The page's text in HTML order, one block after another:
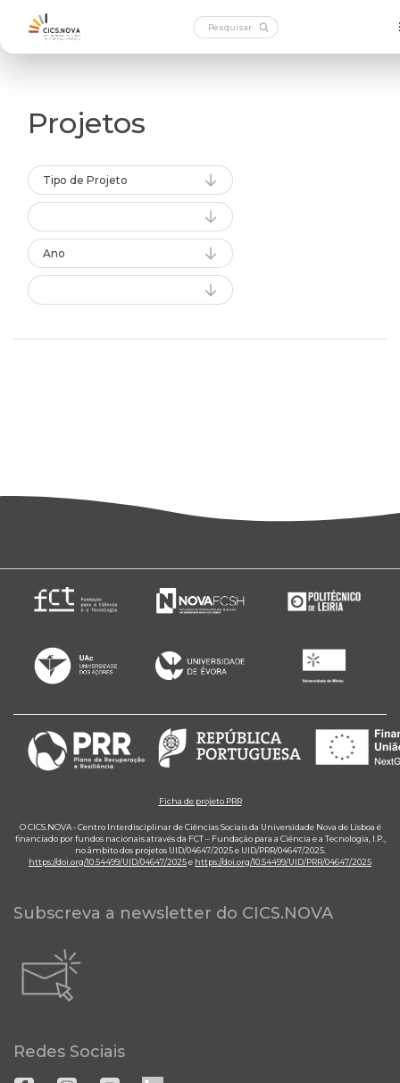
Projetos
Tipo de Projeto
Ano
Ficha de projeto PRR
O CICS.NOVA - Centro Interdisciplinar de Ciências Sociais da Universidade Nova de Lisboa é
financiado por fundos nacionais através da FCT – Fundação para a Ciência e a Tecnologia, I.P.,
no âmbito dos projetos UID/04647/2025 e UID/PRR/04647/2025.
https://doi.org/10.54499/UID/04647/2025e https://doi.org/10.54499/UID/PRR/04647/2025
Subscreva a newsletter do CICS.NOVA
Redes Sociais